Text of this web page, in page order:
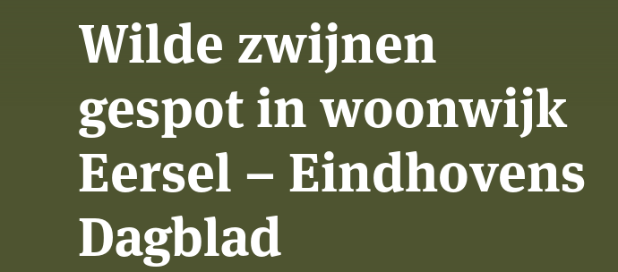
Wilde zwijnen
gespot in woonwijk
Eersel – Eindhovens
Dagblad